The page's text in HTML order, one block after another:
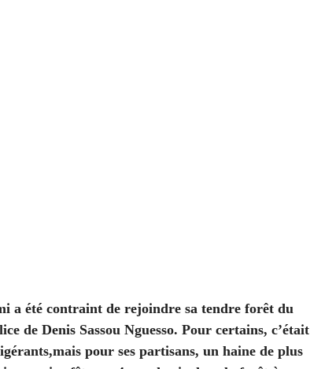
a été contraint de rejoindre sa tendre forêt du
de Denis Sassou Nguesso. Pour certains, c’était
pour ses partisans, un haine de plus